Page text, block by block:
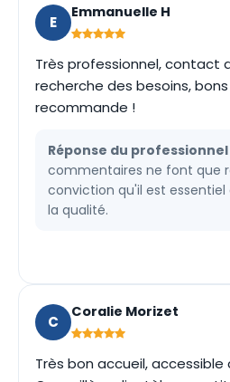
E
Emmanuelle H
Très professionnel, contact
recherche des besoins, bons
recommande !
Réponse du professionnel
commentaires ne font que
conviction qu'il est essentiel
la qualité.
C
Coralie Morizet
Très bon accueil,